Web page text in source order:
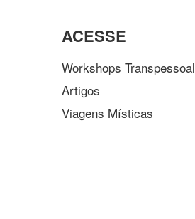
ACESSE
Workshops Transpessoal
Artigos
Viagens Místicas